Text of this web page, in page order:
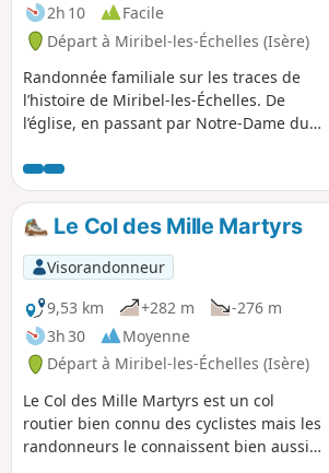
2h 10
Facile
Départ à Miribel-les-Échelles (Isère)
Randonnée familiale sur les traces de
l’histoire de Miribel-les-Échelles. De
l’église, en passant par Notre-Dame du
balade est parfaite pour découvrir ce
village, véritable belvédère naturel face à
la Chartreuse.
Le Col des Mille Martyrs
Visorandonneur
9,53 km
+282 m
-276 m
3h 30
Moyenne
Départ à Miribel-les-Échelles (Isère)
Le Col des Mille Martyrs est un col
routier bien connu des cyclistes mais les
randonneurs le connaissent bien aussi,